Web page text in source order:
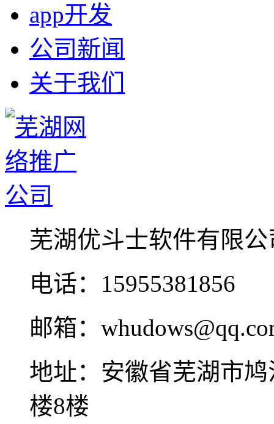
app开发
公司新闻
关于我们
芜湖优斗士软件有限公
电话：15955381856
邮箱：
地址：安徽省芜湖市
楼8楼